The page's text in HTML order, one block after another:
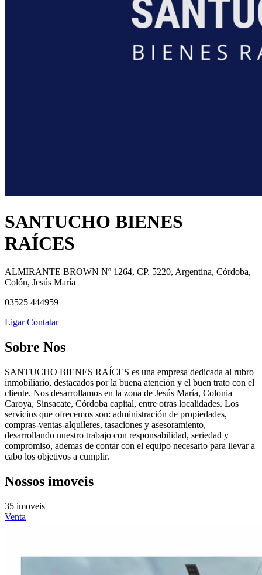
SANTUCHO BIENES
RAÍCES
ALMIRANTE BROWN Nº 1264, CP. 5220, Argentina, Córdoba,
Colón, Jesús María
03525 444959
LigarContatar
Sobre Nos
SANTUCHO BIENES RAÍCES es una empresa dedicada al rubro
inmobiliario, destacados por la buena atención y el buen trato con el
cliente. Nos desarrollamos en la zona de Jesús María, Colonia
Caroya, Sinsacate, Córdoba capital, entre otras localidades. Los
servicios que ofrecemos son: administración de propiedades,
compras-ventas-alquileres, tasaciones y asesoramiento,
desarrollando nuestro trabajo con responsabilidad, seriedad y
compromiso, ademas de contar con el equipo necesario para llevar a
cabo los objetivos a cumplir.
Nossos imoveis
35 imoveis
Venta